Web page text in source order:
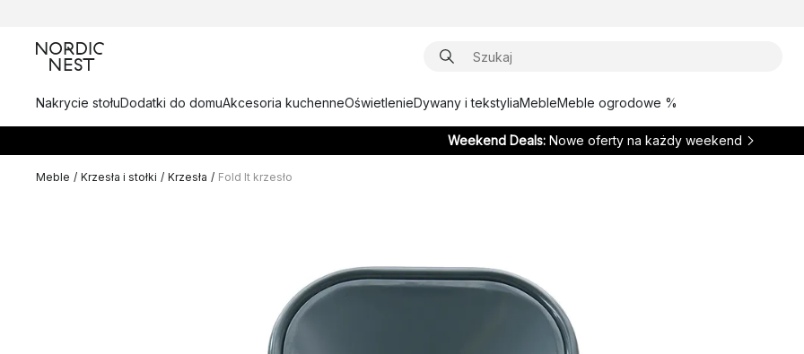
Nakrycie stołuDodatki do domuAkcesoria kuchenneOświetlenieDywany i tekstyliaMebleMeble ogrodowe %
Weekend Deals: Nowe oferty na każdy weekend
Meble / Krzesła i stołki / Krzesła / Fold It krzesło